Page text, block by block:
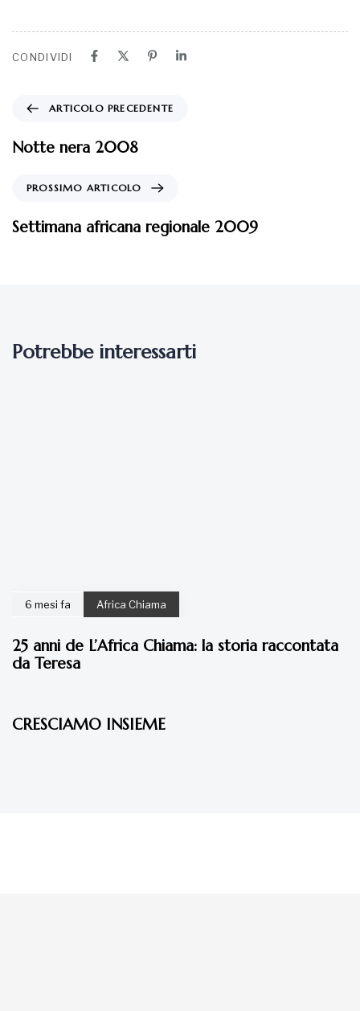
CONDIVIDI
ARTICOLO PRECEDENTE
Notte nera 2008
PROSSIMO ARTICOLO
Settimana africana regionale 2009
Potrebbe interessarti
6 mesi fa Africa Chiama
25 anni de L’Africa Chiama: la storia raccontata
da Teresa
CRESCIAMO INSIEME